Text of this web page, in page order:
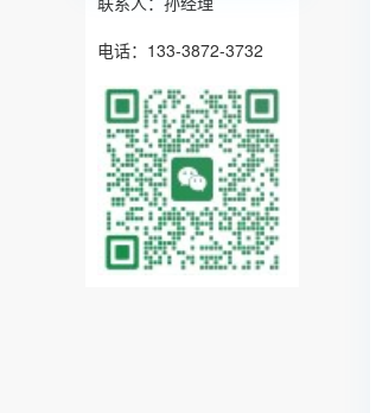
电话：133-3872-3732